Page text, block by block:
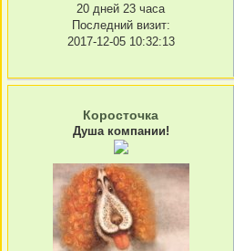
20 дней 23 часа
Последний визит:
2017-12-05 10:32:13
Коросточка
Душа компании!